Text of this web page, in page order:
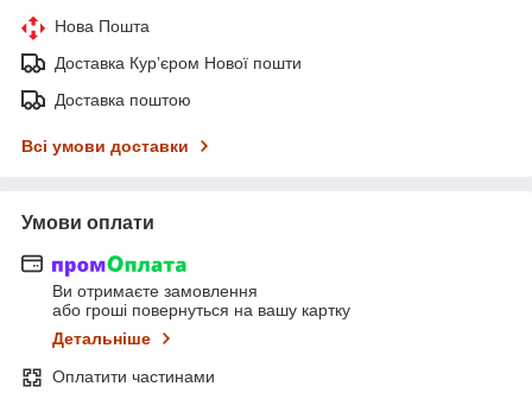
Нова Пошта
Доставка Курʼєром Нової пошти
Доставка поштою
Всі умови доставки
Умови оплати
Ви отримаєте замовлення
або гроші повернуться на вашу картку
Детальніше
Оплатити частинами